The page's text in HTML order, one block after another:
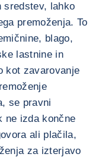
sredstev, lahko
premoženja. To
blago,
lastnine in
kot zavarovanje
se pravni
ne izda končne
ali plačila,
za izterjavo